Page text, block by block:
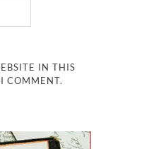
IN THIS
COMMENT.